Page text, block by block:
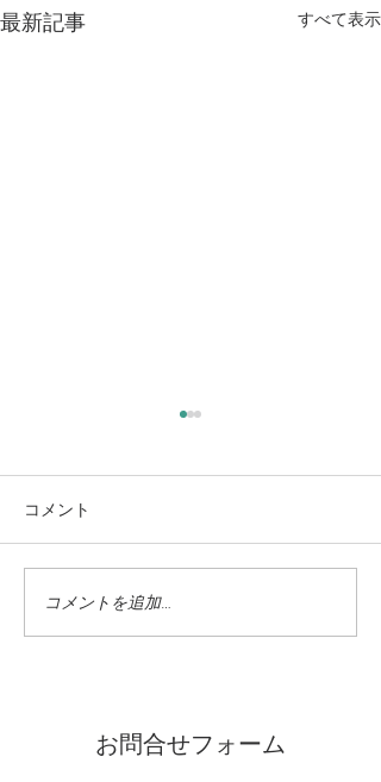
最新記事 すべて表示
蓼科高原ではニッコウキ
スゲが咲き始めました
コメント
コメントを追加…
お問合せフォーム